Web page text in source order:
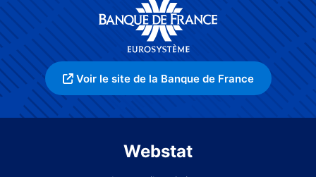
Voir le site de la Banque de France
Webstat